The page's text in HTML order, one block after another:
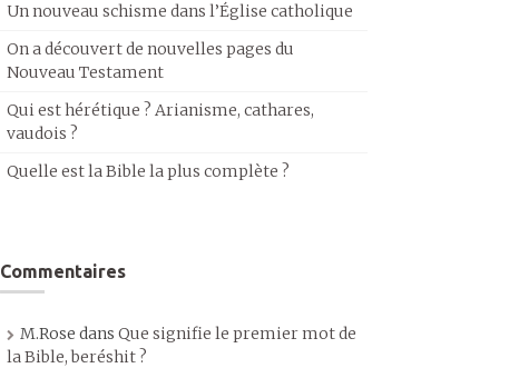
Un nouveau schisme dans l’Église catholique
On a découvert de nouvelles pages du
Nouveau Testament
Qui est hérétique ? Arianisme, cathares,
vaudois ?
Quelle est la Bible la plus complète ?
Commentaires
M.Rose dans Que signifie le premier mot de
la Bible, beréshit ?